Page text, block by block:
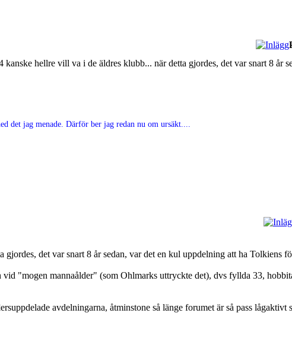
hellre vill va i de äldres klubb... när detta gjordes, det var snart 8 år
jag menade. Därför ber jag redan nu om ursäkt....
det var snart 8 år sedan, var det en kul uppdelning att ha Tolkiens
vid "mogen mannaålder" (som Ohlmarks uttryckte det), dvs fyllda 33,
avdelningarna, åtminstone så länge forumet är så pass lågaktivt